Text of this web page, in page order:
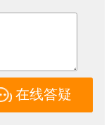
在线答疑